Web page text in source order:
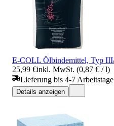
E-COLL Ölbindemittel, Typ
25,99 €inkl. MwSt. (0,87 € / l)
Lieferung bis 4-7 Arbeitstage
Details anzeigen